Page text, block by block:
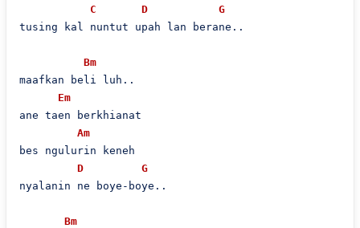
C
D
G
tusing kal nuntut upah lan berane..
Bm
maafkan beli luh..
Em
ane taen berkhianat
Am
bes ngulurin keneh
D
G
nyalanin ne boye-boye..
Bm